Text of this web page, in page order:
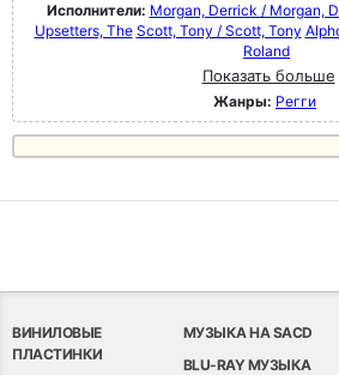
Исполнители: Morgan, Derrick / Morgan,
Upsetters, The Scott, Tony / Scott, Tony
Roland
Показать больше
Жанры: Регги
ВИНИЛОВЫЕ
ПЛАСТИНКИ
МУЗЫКА НА SACD
BLU-RAY МУЗЫКА